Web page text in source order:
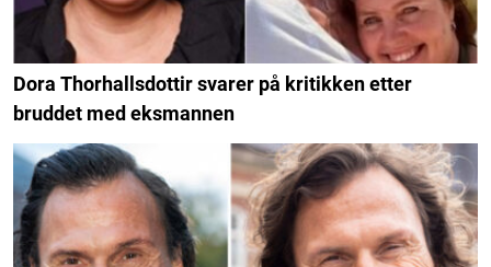
Dora Thorhallsdottir svarer på kritikken etter
bruddet med eksmannen